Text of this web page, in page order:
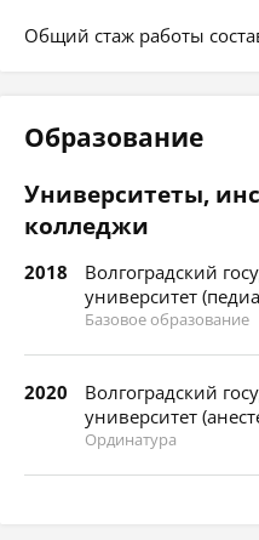
Общий стаж работы
Образование
Университеты,
колледжи
2018
Волгоградский
университет
Базовое образование
2020
Волгоградский
университет
Ординатура